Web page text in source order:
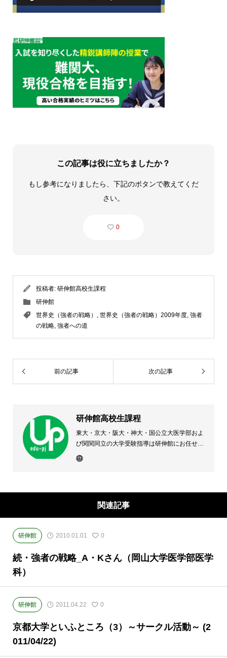
この記事は役に立ちましたか？
もし参考になりましたら、下記のボタンで教えてくだ
さい。
0
投稿者: 研伸館高校生課程
研伸館
世界史（強者の戦略）
世界史（強者の戦略）2009年度 強者
の戦略 強者への道
前の記事 次の記事
研伸館高校生課程
東大・京大・阪大・神大・国公立大医学部およ
び関関同立の大学受験指導は研伸館にお任せく
ださい。 大阪(上本町・天王寺・豊中)・兵庫
関連記事
研伸館 2010.01.01 0
続・強者の戦略_A・Kさん（岡山大学医学部医学
科）
研伸館 2011.04.22 0
京都大学といふところ（3）～サークル活動～ (2
011/04/22)